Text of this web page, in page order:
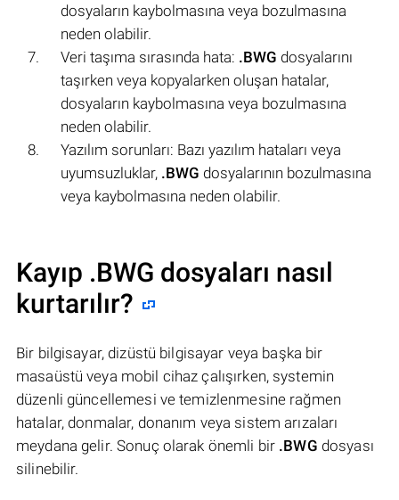
dosyaların kaybolmasına veya bozulmasına
neden olabilir.
Veri taşıma sırasında hata: .BWG dosyalarını
taşırken veya kopyalarken oluşan hatalar,
dosyaların kaybolmasına veya bozulmasına
neden olabilir.
Yazılım sorunları: Bazı yazılım hataları veya
uyumsuzluklar, .BWG dosyalarının bozulmasına
veya kaybolmasına neden olabilir.
Kayıp .BWG dosyaları nasıl
kurtarılır?
Bir bilgisayar, dizüstü bilgisayar veya başka bir
masaüstü veya mobil cihaz çalışırken, systemin
düzenli güncellemesi ve temizlenmesine rağmen
hatalar, donmalar, donanım veya sistem arızaları
meydana gelir. Sonuç olarak önemli bir .BWG dosyası
silinebilir.